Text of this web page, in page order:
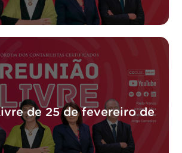
de 25 de fevereiro de